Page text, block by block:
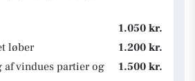
1.050 kr.
løber
1.200 kr.
af vindues partier og
1.500 kr.